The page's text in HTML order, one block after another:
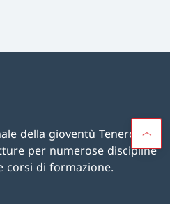
della gioventù Tenero CST
per numerose discipline
corsi di formazione.